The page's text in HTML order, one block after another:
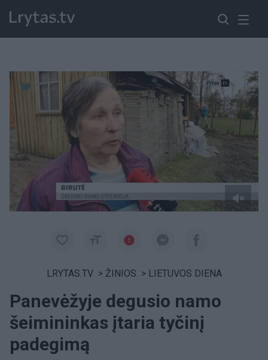
Paremkite Ukrainą
LRYTAS.TV > ŽINIOS > LIETUVOS DIENA
Panevėžyje degusio namo
šeimininkas įtaria tyčinį
padegimą